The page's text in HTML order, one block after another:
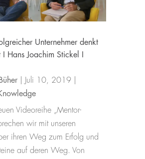
Unternehmer denkt
Hans Joachim Stickel I
Juli 10, 2019
Videoreihe „Mentor-
wir mit unseren
ihren Weg zum Erfolg und
auf deren Weg. Von